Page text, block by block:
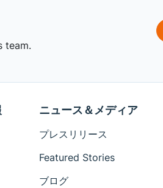
team.
ニュース＆メディア
プレスリリース
Featured Stories
ブログ